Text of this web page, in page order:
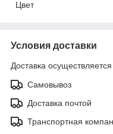
Цвет
Условия доставки
Доставка
Самовывоз
Доставка почтой
Транспортная